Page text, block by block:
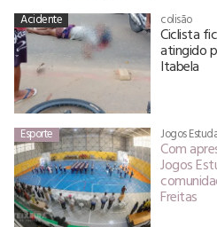
Acidente colisão
Ciclista
atingido
Itabela
Esporte Jogos
Com
Jogos
Freitas